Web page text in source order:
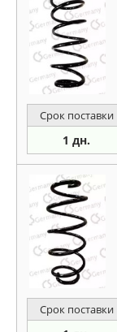
Срок поставки
1 дн.
Срок поставки